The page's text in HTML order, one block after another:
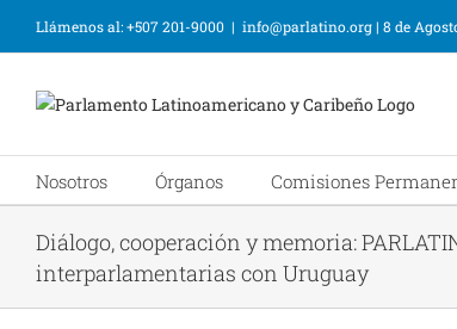
Llámenos al: +507 201-9000 | info@parlatino.org| 8 de
Nosotros Órganos Comisiones
Diálogo, cooperación y memoria:
interparlamentarias con Uruguay